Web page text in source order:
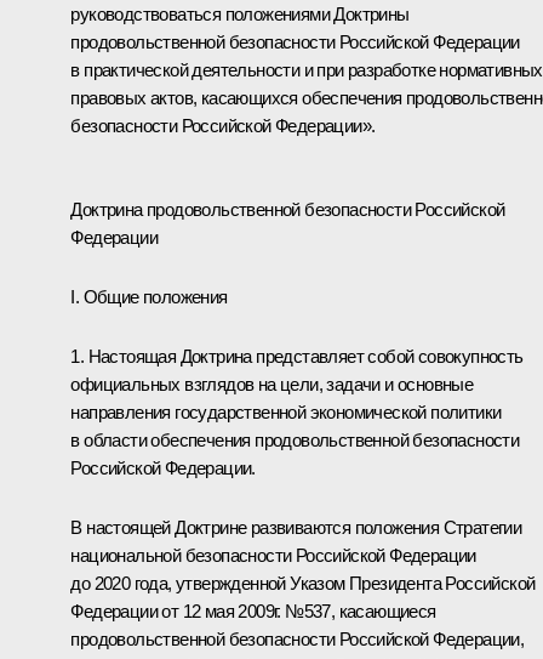
руководствоваться положениями Доктрины
продовольственной безопасности Российской Федерации
в практической деятельности и при разработке нормативных
правовых актов, касающихся обеспечения
безопасности Российской Федерации».
Доктрина продовольственной безопасности Российской
Федерации
I. Общие положения
1. Настоящая Доктрина представляет собой совокупность
официальных взглядов на цели, задачи и основные
направления государственной экономической политики
в области обеспечения продовольственной безопасности
Российской Федерации.
В настоящей Доктрине развиваются положения Стратегии
национальной безопасности Российской Федерации
до 2020 года, утвержденной Указом Президента Российской
Федерации от 12 мая 2009г. №537, касающиеся
продовольственной безопасности Российской Федерации,